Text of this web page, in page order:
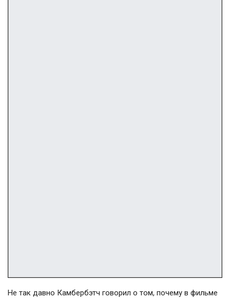
Не так давно Камбербэтч говорил о том, почему в фильме